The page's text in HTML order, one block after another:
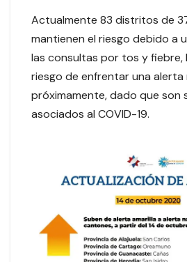
Actualmente 83 distritos de
mantienen el riesgo debido a
las consultas por tos y fiebre,
riesgo de enfrentar una alerta
próximamente, dado que son
asociados al COVID-19.